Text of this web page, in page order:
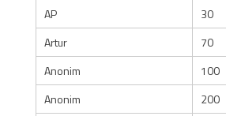
AP
30
Artur
70
Anonim
100
Anonim
200